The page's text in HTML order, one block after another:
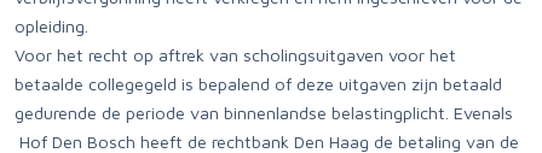
opleiding.
Voor het recht op aftrek van scholingsuitgaven voor het
betaalde collegegeld is bepalend of deze uitgaven zijn betaald
gedurende de periode van binnenlandse belastingplicht. Evenals
Hof Den Bosch heeft de rechtbank Den Haag de betaling van de